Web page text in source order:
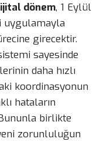
dönem, 1 Eylül
uygulamayla
girecektir.
sayesinde
daha hızlı
koordinasyonun
hataların
birlikte
zorunluluğun